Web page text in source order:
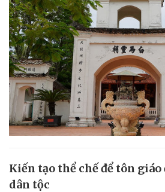
Kiến tạo thể chế để tôn
dân tộc